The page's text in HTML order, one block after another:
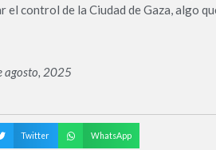
el control de la Ciudad de Gaza, algo
agosto, 2025
Twitter WhatsApp